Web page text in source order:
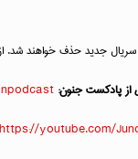
پادکست جنون:
https://youtube.com/